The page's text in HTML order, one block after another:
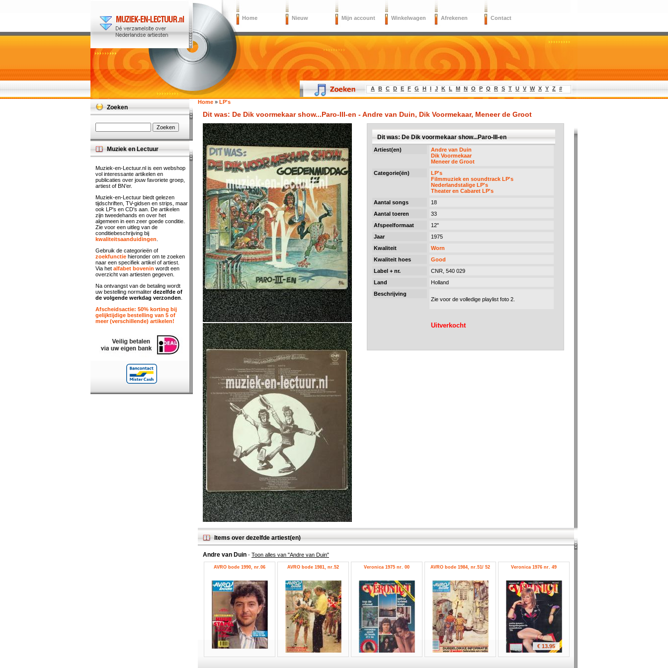
Home Nieuw Mijn account Winkelwagen Afrekenen Contact
A B C D E F G H I J K L M N O P Q R S T U V W X Y Z #
Home » LP's
Dit was: De Dik voormekaar show...Paro-III-en - Andre van Duin, Dik Voormekaar, Meneer de Groot
Dit was: De Dik voormekaar show...Paro-III-en
Artiest(en)
Andre van Duin
Dik Voormekaar
Meneer de Groot
Categorie(ën)
LP's
Filmmuziek en soundtrack LP's
Nederlandstalige LP's
Theater en Cabaret LP's
Aantal songs
18
Aantal toeren
33
Afspeelformaat
12"
Jaar
1975
Kwaliteit
Worn
Kwaliteit hoes
Good
Label + nr.
CNR, 540 029
Land
Holland
Beschrijving
Zie voor de volledige playlist foto 2.
Uitverkocht
Items over dezelfde artiest(en)
Andre van Duin - Toon alles van "Andre van Duin"
AVRO bode 1990, nr.06 AVRO bode 1981, nr.52 Veronica 1975 nr. 00 AVRO bode 1984, nr.51/ 52 Veronica 1976 nr. 49
€ 13.95
Zoeken
Muziek en Lectuur
Muziek-en-Lectuur.nl is een webshop
vol interessante artikelen en
publicaties over jouw favoriete groep,
artiest of BN'er.
Muziek-en-Lectuur biedt gelezen
tijdschriften, TV-gidsen en strips, maar
ook LP's en CD's aan. De artikelen
zijn tweedehands en over het
algemeen in een zeer goede conditie.
Zie voor een uitleg van de
conditiebeschrijving bij
kwaliteitsaanduidingen
Gebruik de categorieën of
zoekfunctie hieronder om te zoeken
naar een specifiek artikel of artiest.
Via het alfabet bovenin wordt een
overzicht van artiesten gegeven.
Na ontvangst van de betaling wordt
uw bestelling normaliter dezelfde of
de volgende werkdag verzonden
Afscheidsactie: 50% korting bij
gelijktijdige bestelling van 5 of
meer (verschillende) artikelen!